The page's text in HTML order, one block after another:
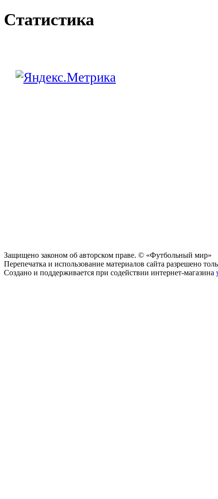
Статистика
Защищено законом об авторском праве. © «Футбольный мир»
Перепечатка и использование материалов сайта разрешено
Создано и поддерживается при содействии интернет-магазина